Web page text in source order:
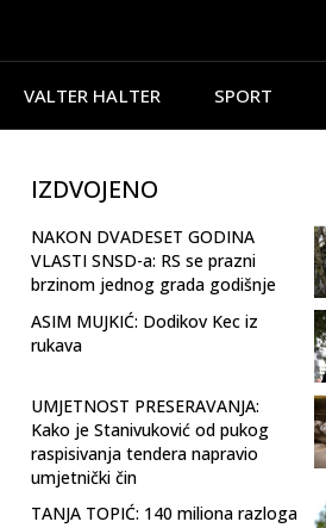
VALTER HALTER SPORT
IZDVOJENO
NAKON DVADESET GODINA
VLASTI SNSD-a: RS se prazni
brzinom jednog grada godišnje
ASIM MUJKIĆ: Dodikov Kec iz
rukava
UMJETNOST PRESERAVANJA:
Kako je Stanivuković od pukog
raspisivanja tendera napravio
umjetnički čin
TANJA TOPIĆ: 140 miliona razloga